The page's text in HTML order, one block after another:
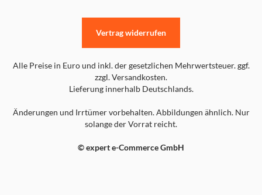
Alle Preise in Euro und inkl. der gesetzlichen Mehrwertsteuer. ggf.
zzgl. Versandkosten.
Lieferung innerhalb Deutschlands.
Änderungen und Irrtümer vorbehalten. Abbildungen ähnlich. Nur
solange der Vorrat reicht.
© expert e-Commerce GmbH
Vertrag widerrufen